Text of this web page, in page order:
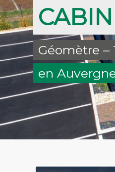
Géomètre –
en